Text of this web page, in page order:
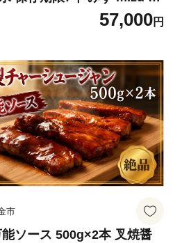
水 飲み物 のみもの 水分補給
ルウォーター ふるさと納税
グ 備蓄水 ミネラル メディ
ンス・エスポア 千葉 東金
57,000円
市
ソース 500g×2本 叉焼醤